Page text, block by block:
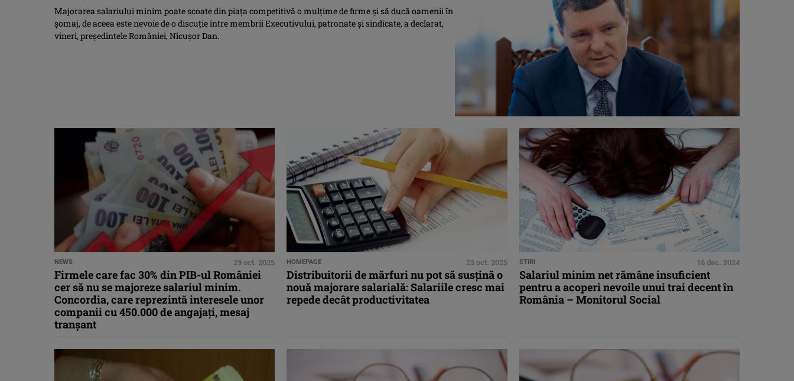
Majorarea salariului minim poate scoate din piaţa competitivă o mulţime de firme şi să ducă oamenii în
şomaj, de aceea este nevoie de o discuţie între membrii Executivului, patronate şi sindicate, a declarat,
vineri, preşedintele României, Nicuşor Dan.
NEWS 29 oct. 2025
Firmele care fac 30% din PIB-ul României
cer să nu se majoreze salariul minim.
Concordia, care reprezintă interesele unor
companii cu 450.000 de angajați, mesaj
tranșant
HOMEPAGE 23 oct. 2025
Distribuitorii de mărfuri nu pot să susțină o
nouă majorare salarială: Salariile cresc mai
repede decât productivitatea
STIRI 16 dec. 2024
Salariul minim net rămâne insuficient
pentru a acoperi nevoile unui trai decent în
România – Monitorul Social